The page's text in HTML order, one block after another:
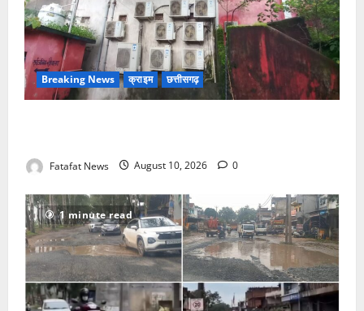
Breaking News क्राइम छत्तीसगढ़
Fatafat News August 10, 2026 0
1 minute read